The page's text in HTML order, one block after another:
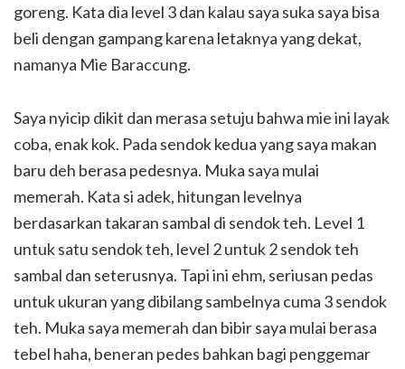
goreng. Kata dia level 3 dan kalau saya suka saya bisa
beli dengan gampang karena letaknya yang dekat,
namanya Mie Baraccung.
Saya nyicip dikit dan merasa setuju bahwa mie ini layak
coba, enak kok. Pada sendok kedua yang saya makan
baru deh berasa pedesnya. Muka saya mulai
memerah. Kata si adek, hitungan levelnya
berdasarkan takaran sambal di sendok teh. Level 1
untuk satu sendok teh, level 2 untuk 2 sendok teh
sambal dan seterusnya. Tapi ini ehm, seriusan pedas
untuk ukuran yang dibilang sambelnya cuma 3 sendok
teh. Muka saya memerah dan bibir saya mulai berasa
tebel haha, beneran pedes bahkan bagi penggemar